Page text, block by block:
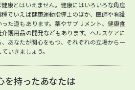
康とはいえません。健康にはいろいろな角度
でいえば健康運動指導士のほか、医師や看護
た道もあります。薬やサプリメント、健康食
護用品の開発などもあります。ヘルスケアに
あなたが関心をもつ、それぞれの立場から一
いきましょう。
を持ったあなたは